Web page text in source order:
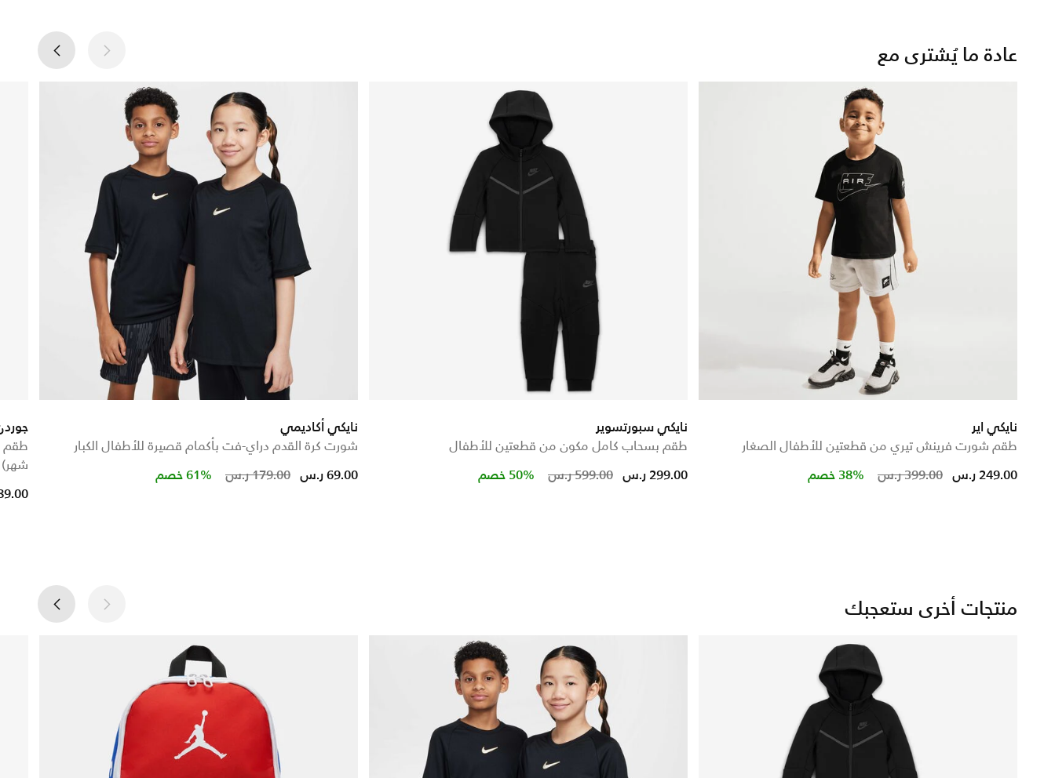
عادة ما يُشترى مع
نايكي اير
طقم شورت فرينش تيري من قطعتين للأطفال الصغار
Price reduced from
399.00 ر.س
to 249.00 ر.س 38% خصم
نايكي سبورتسوير
طقم بسحاب كامل مكون من قطعتين للأطفال
Price reduced from
599.00 ر.س to 299.00 ر.س 50% خصم
نايكي أكاديمي
شورت كرة القدم دراي-فت بأكمام قصيرة للأطفال الكبار
Price reduced from
179.00 ر.س
to 69.00 ر.س 61% خصم
شهر)
89.00
منتجات أخرى ستعجبك